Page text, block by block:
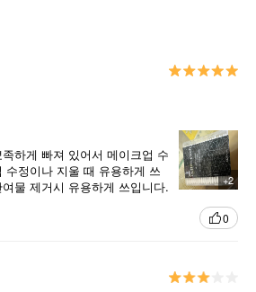
+2
하게 빠져 있어서 메이크업 수
수정이나 지울 때 유용하게 쓰
물 제거시 유용하게 쓰입니다.
성비 세일 때 하나 구비해 두
0